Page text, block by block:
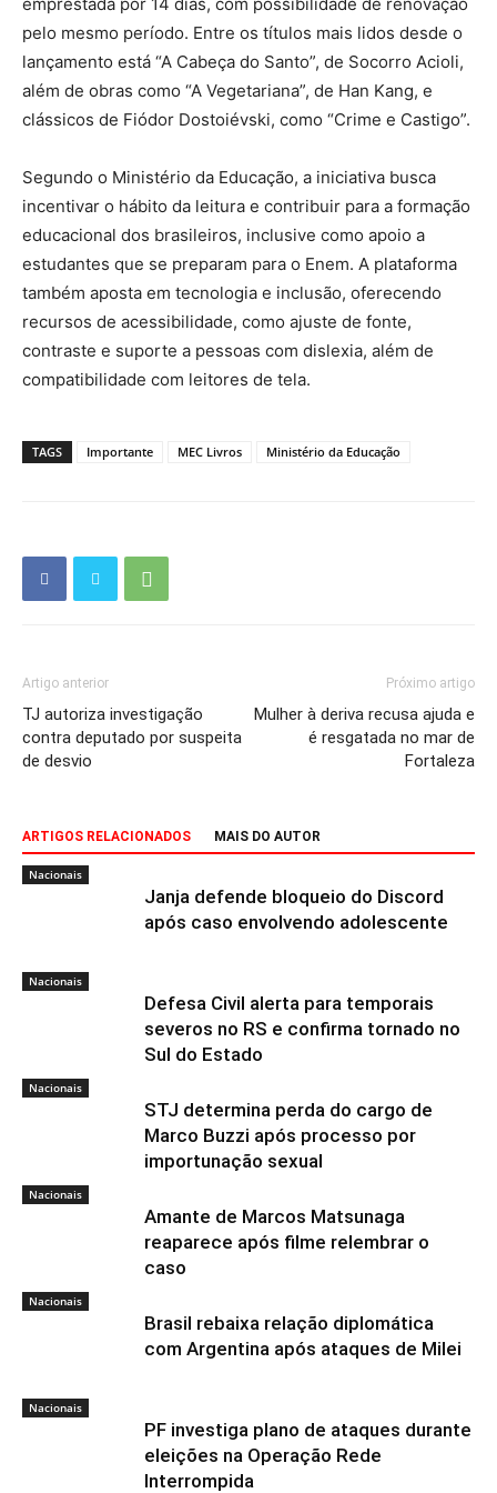
pelo mesmo período. Entre os títulos mais lidos desde o
lançamento está “A Cabeça do Santo”, de Socorro Acioli,
além de obras como “A Vegetariana”, de Han Kang, e
clássicos de Fiódor Dostoiévski, como “Crime e Castigo”.
Segundo o Ministério da Educação, a iniciativa busca
incentivar o hábito da leitura e contribuir para a formação
educacional dos brasileiros, inclusive como apoio a
estudantes que se preparam para o Enem. A plataforma
também aposta em tecnologia e inclusão, oferecendo
recursos de acessibilidade, como ajuste de fonte,
contraste e suporte a pessoas com dislexia, além de
compatibilidade com leitores de tela.
TAGS Importante MEC Livros Ministério da Educação
Artigo anterior
TJ autoriza investigação
contra deputado por suspeita
de desvio
Próximo artigo
Mulher à deriva recusa ajuda e
é resgatada no mar de
Fortaleza
ARTIGOS RELACIONADOS MAIS DO AUTOR
Nacionais
Janja defende bloqueio do Discord
após caso envolvendo adolescente
Nacionais
Defesa Civil alerta para temporais
severos no RS e confirma tornado no
Sul do Estado
Nacionais
STJ determina perda do cargo de
Marco Buzzi após processo por
importunação sexual
Nacionais
Amante de Marcos Matsunaga
reaparece após filme relembrar o
caso
Nacionais
Brasil rebaixa relação diplomática
com Argentina após ataques de Milei
Nacionais
PF investiga plano de ataques durante
eleições na Operação Rede
Interrompida